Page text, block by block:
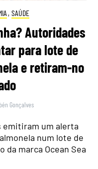
, SAÚDE
Autoridades
para lote de
e retiram-no
Gonçalves
emitiram um alerta
num lote de
da marca Ocean Sea